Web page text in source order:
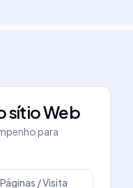
sítio Web
para
Páginas / Visita